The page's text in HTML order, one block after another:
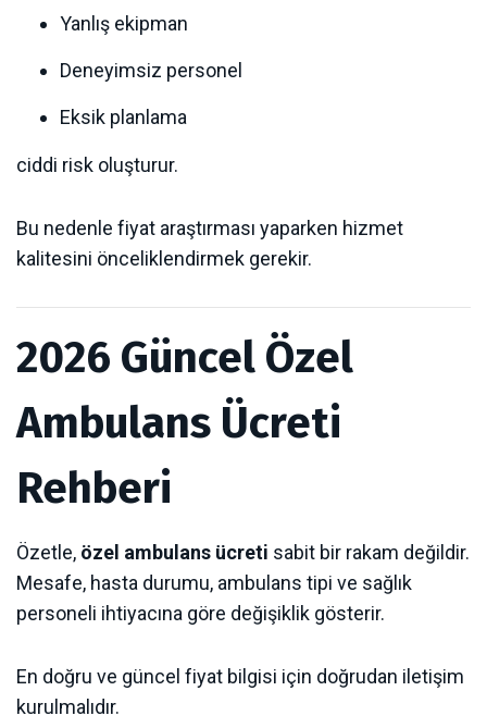
Yanlış ekipman
Deneyimsiz personel
Eksik planlama
ciddi risk oluşturur.
Bu nedenle fiyat araştırması yaparken hizmet
kalitesini önceliklendirmek gerekir.
2026 Güncel Özel
Ambulans Ücreti
Rehberi
Özetle, özel ambulans ücreti sabit bir rakam değildir.
Mesafe, hasta durumu, ambulans tipi ve sağlık
personeli ihtiyacına göre değişiklik gösterir.
En doğru ve güncel fiyat bilgisi için doğrudan iletişim
kurulmalıdır.